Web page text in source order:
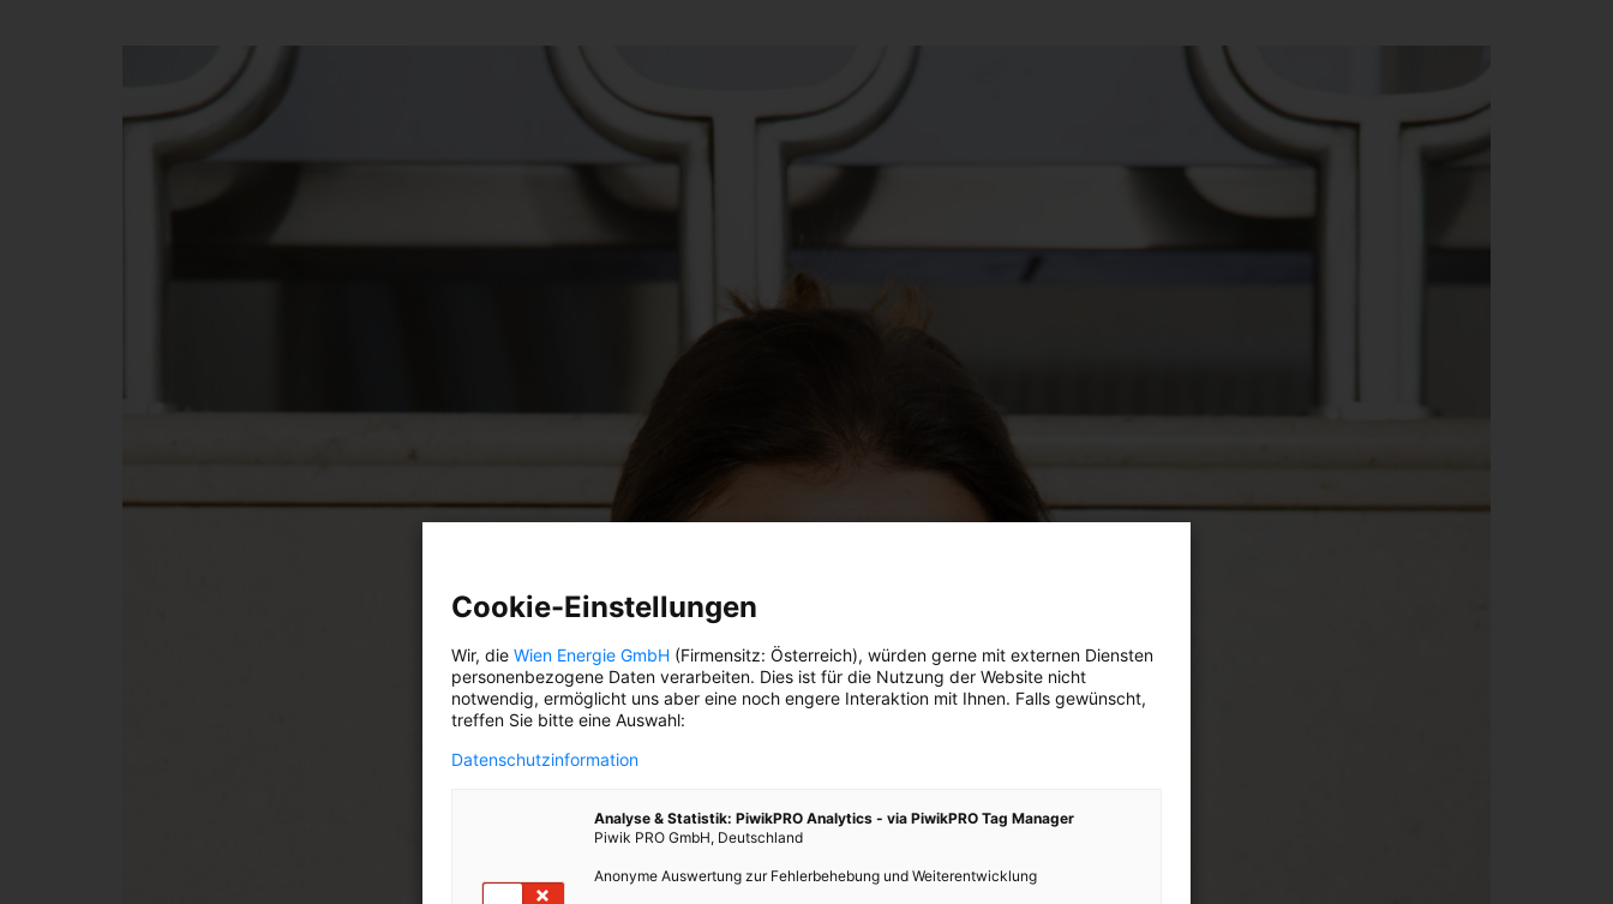
Cookie-Einstellungen
Wir, die Wien Energie GmbH (Firmensitz: Österreich), würden gerne mit externen Diensten
personenbezogene Daten verarbeiten. Dies ist für die Nutzung der Website nicht
notwendig, ermöglicht uns aber eine noch engere Interaktion mit Ihnen. Falls gewünscht,
treffen Sie bitte eine Auswahl:
Datenschutzinformation
Analyse & Statistik: PiwikPRO Analytics - via PiwikPRO Tag Manager
Piwik PRO GmbH, Deutschland
Anonyme Auswertung zur Fehlerbehebung und Weiterentwicklung